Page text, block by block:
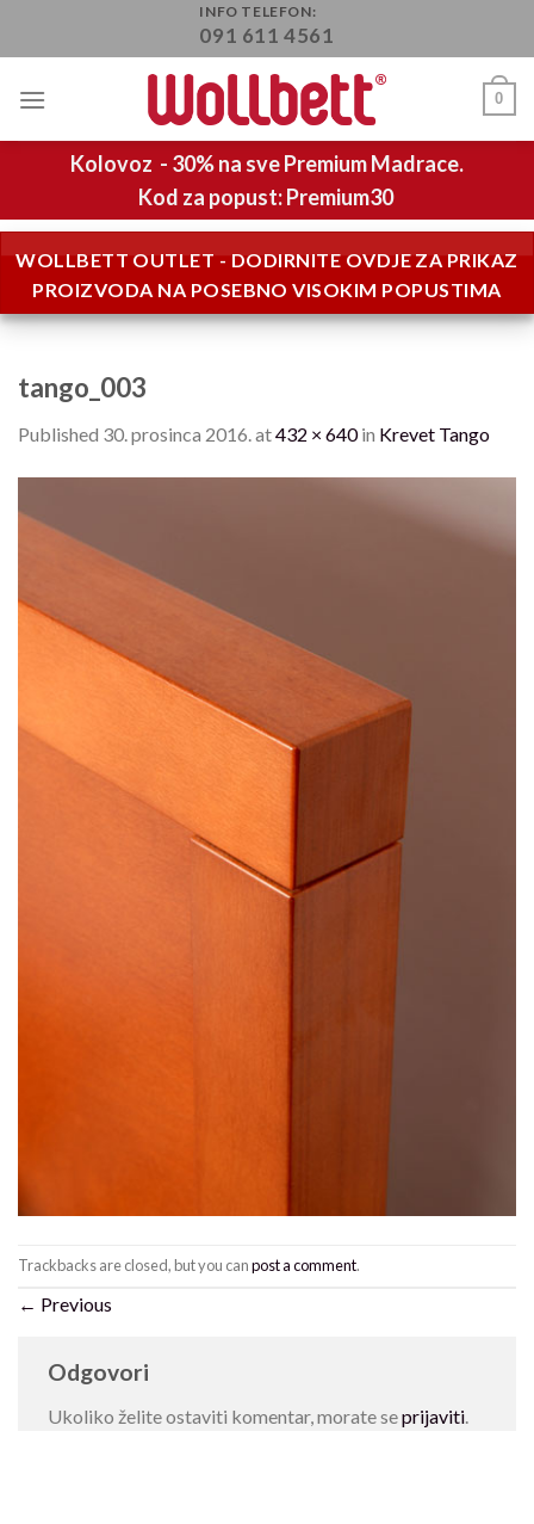
INFO TELEFON:
091 611 4561
0
Kolovoz - 30% na sve Premium Madrace.
Kod za popust: Premium30
WOLLBETT OUTLET - DODIRNITE OVDJE ZA PRIKAZ
PROIZVODA NA POSEBNO VISOKIM POPUSTIMA
tango_003
Published 30. prosinca 2016. at432 × 640in Krevet Tango
Trackbacks are closed, but you canpost a comment.
← Previous
Odgovori
Ukoliko želite ostaviti komentar, morate seprijaviti.